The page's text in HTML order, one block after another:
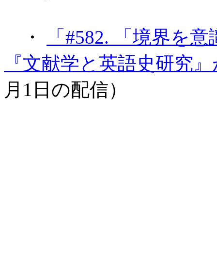
・
「#582. 「境界を
『文献学と英語史研究
月1日の配信）